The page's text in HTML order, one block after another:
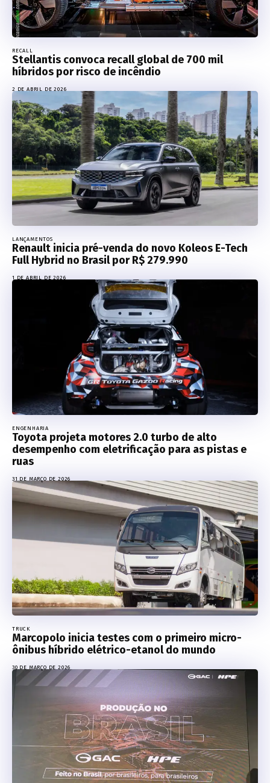
RECALL
Stellantis convoca recall global de 700 mil
híbridos por risco de incêndio
2 DE ABRIL DE 2026
LANÇAMENTOS
Renault inicia pré-venda do novo Koleos E-Tech
Full Hybrid no Brasil por R$ 279.990
1 DE ABRIL DE 2026
ENGENHARIA
Toyota projeta motores 2.0 turbo de alto
desempenho com eletrificação para as pistas e
ruas
31 DE MARÇO DE 2026
TRUCK
Marcopolo inicia testes com o primeiro micro-
ônibus híbrido elétrico-etanol do mundo
30 DE MARÇO DE 2026